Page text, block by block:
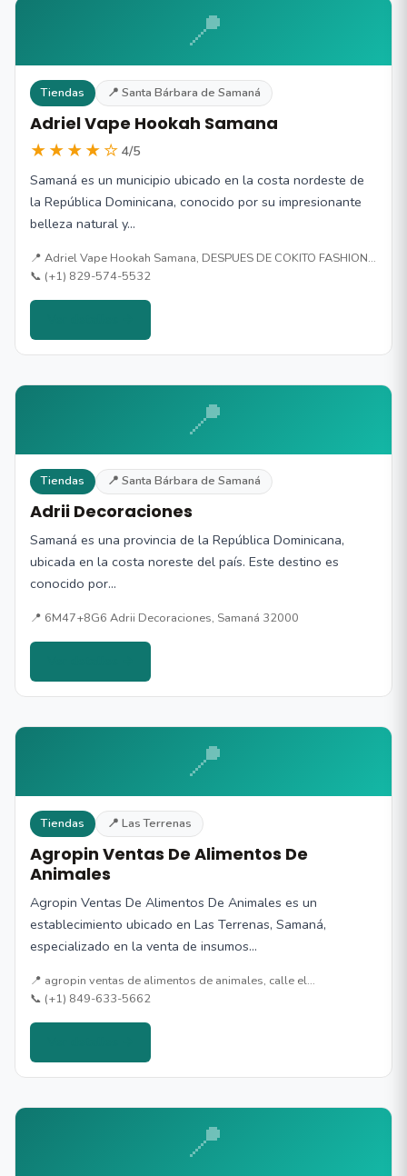
📍
Tiendas 📍 Santa Bárbara de Samaná
Adriel Vape Hookah Samana
★★★★☆ 4/5
Samaná es un municipio ubicado en la costa nordeste de
la República Dominicana, conocido por su impresionante
belleza natural y…
📍 Adriel Vape Hookah Samana, DESPUES DE COKITO FASHION…
📞 (+1) 829-574-5532
📍
Tiendas 📍 Santa Bárbara de Samaná
Adrii Decoraciones
Samaná es una provincia de la República Dominicana,
ubicada en la costa noreste del país. Este destino es
conocido por…
📍 6M47+8G6 Adrii Decoraciones, Samaná 32000
📍
Tiendas 📍 Las Terrenas
Agropin Ventas De Alimentos De
Animales
Agropin Ventas De Alimentos De Animales es un
establecimiento ubicado en Las Terrenas, Samaná,
especializado en la venta de insumos…
📍 agropin ventas de alimentos de animales, calle el…
📞 (+1) 849-633-5662
📍